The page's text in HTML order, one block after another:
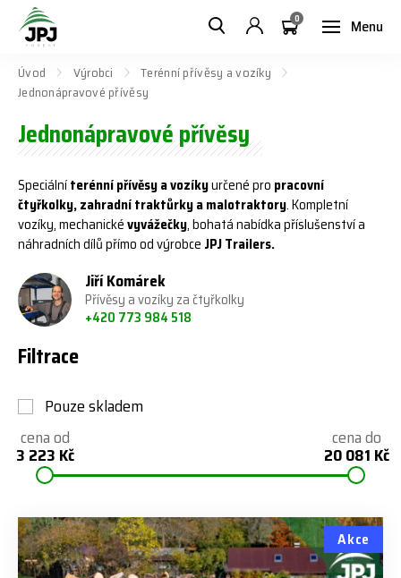
Menu
0
Úvod Výrobci
Terénní přívěsy a vozíky
Jednonápravové přívěsy
Jednonápravové přívěsy
Speciálníterénní přívěsy a vozíkyurčené pro pracovní
čtyřkolky, zahradní traktůrky a malotraktory. Kompletní
vozíky, mechanickévyvážečky, bohatá nabídka příslušenství a
náhradních dílů přímo od výrobce JPJ Trailers.
Jiří Komárek
Přívěsy a vozíky za čtyřkolky
+420 773 984 518
Filtrace
Pouze skladem
cena od
3 223 Kč
cena do
20 081 Kč
Akce